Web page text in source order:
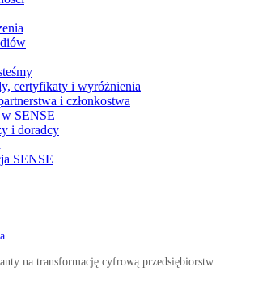
certyfikaty i wyróżnienia
i członkostwa
SENSE
i doradcy
SENSE
na transformację cyfrową przedsiębiorstw